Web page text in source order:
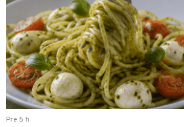
Pre 5 h